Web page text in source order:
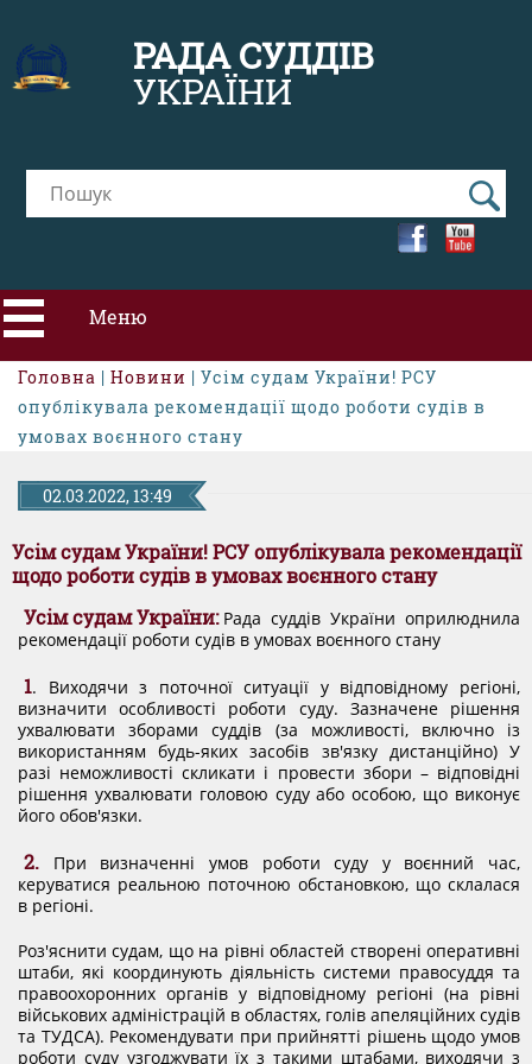
РАДА СУДДІВ
УКРАЇНИ
Меню
ПРО РСУ
ДОКУМЕНТИ
КАНДИДАТИ ДО КСУ
РІШЕННЯ РСУ
НОРМАТИВНІ ДОКУМЕНТИ
МІЖНАРОДНІ СТАНДАРТИ
СИСТЕМА ОЦІНЮВАННЯ
Головна | Новини | ​Усім судам України! РСУ
опублікувала рекомендації щодо роботи судів в
умовах воєнного стану
02.03.2022, 13:49
​Усім судам України! РСУ опублікувала рекомендації
щодо роботи судів в умовах воєнного стану
Усім судам України: Рада суддів України оприлюднила
рекомендації роботи судів в умовах воєнного стану
1. Виходячи з поточної ситуації у відповідному регіоні,
визначити особливості роботи суду. Зазначене рішення
ухвалювати зборами суддів (за можливості, включно із
використанням будь-яких засобів зв'язку дистанційно) У
разі неможливості скликати і провести збори – відповідні
рішення ухвалювати головою суду або особою, що виконує
його обов'язки.
2. При визначенні умов роботи суду у воєнний час,
керуватися реальною поточною обстановкою, що склалася
в регіоні.
Роз'яснити судам, що на рівні областей створені оперативні
штаби, які координують діяльність системи правосуддя та
правоохоронних органів у відповідному регіоні (на рівні
військових адміністрацій в областях, голів апеляційних судів
та ТУДСА). Рекомендувати при прийнятті рішень щодо умов
роботи суду узгоджувати їх з такими штабами, виходячи з